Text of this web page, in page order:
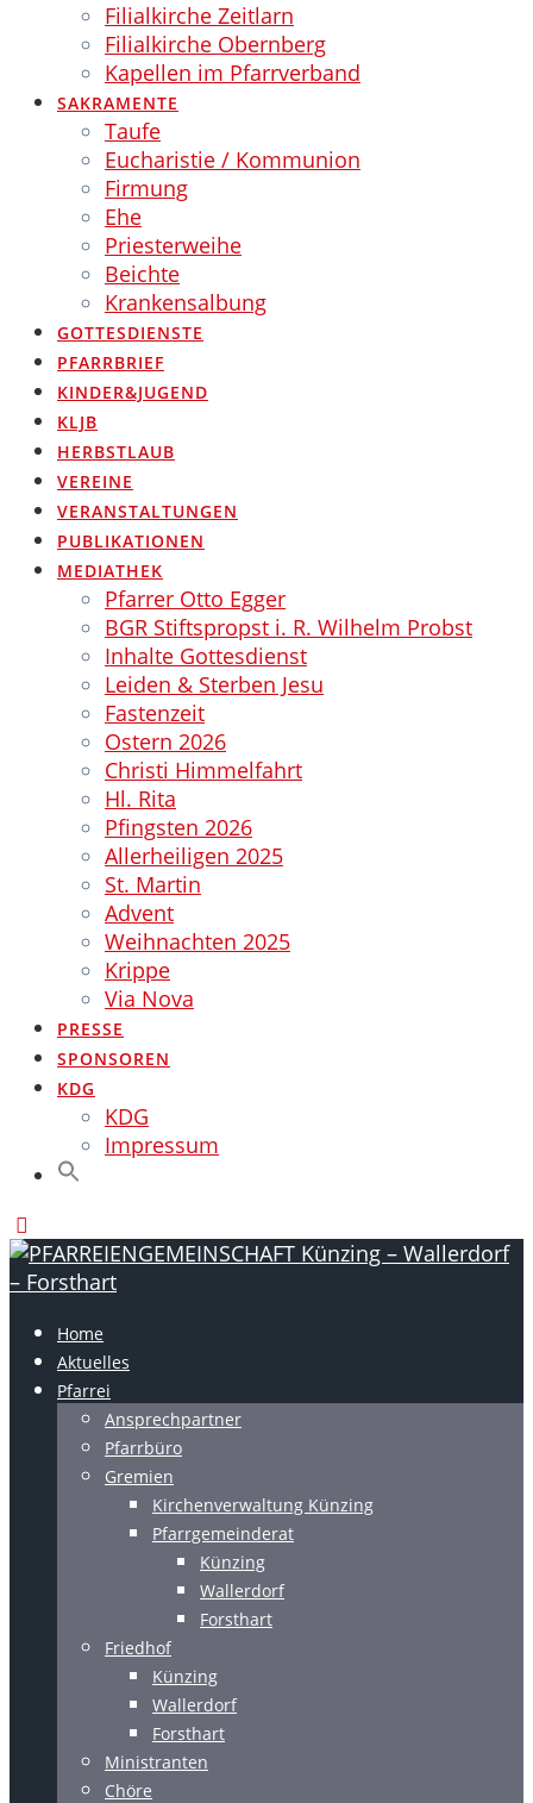
Filialkirche Zeitlarn
Filialkirche Obernberg
Kapellen im Pfarrverband
SAKRAMENTE
Taufe
Eucharistie / Kommunion
Firmung
Ehe
Priesterweihe
Beichte
Krankensalbung
GOTTESDIENSTE
PFARRBRIEF
KINDER&JUGEND
KLJB
HERBSTLAUB
VEREINE
VERANSTALTUNGEN
PUBLIKATIONEN
MEDIATHEK
Pfarrer Otto Egger
BGR Stiftspropst i. R. Wilhelm Probst
Inhalte Gottesdienst
Leiden & Sterben Jesu
Fastenzeit
Ostern 2026
Christi Himmelfahrt
Hl. Rita
Pfingsten 2026
Allerheiligen 2025
St. Martin
Advent
Weihnachten 2025
Krippe
Via Nova
PRESSE
SPONSOREN
KDG
KDG
Impressum
Home
Aktuelles
Pfarrei
Ansprechpartner
Pfarrbüro
Gremien
Kirchenverwaltung Künzing
Pfarrgemeinderat
Künzing
Wallerdorf
Forsthart
Friedhof
Künzing
Wallerdorf
Forsthart
Ministranten
Chöre